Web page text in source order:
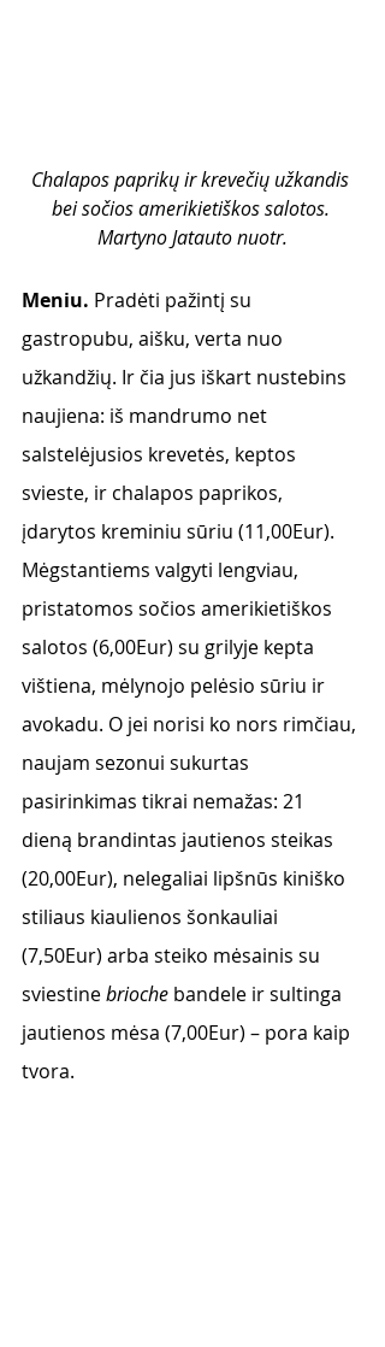
Chalapos paprikų ir krevečių užkandis
bei sočios amerikietiškos salotos.
Martyno Jatauto nuotr.
Meniu. Pradėti pažintį su
gastropubu, aišku, verta nuo
užkandžių. Ir čia jus iškart nustebins
naujiena: iš mandrumo net
salstelėjusios krevetės, keptos
svieste, ir chalapos paprikos,
įdarytos kreminiu sūriu (11,00Eur).
Mėgstantiems valgyti lengviau,
pristatomos sočios amerikietiškos
salotos (6,00Eur) su grilyje kepta
vištiena, mėlynojo pelėsio sūriu ir
avokadu. O jei norisi ko nors rimčiau,
naujam sezonui sukurtas
pasirinkimas tikrai nemažas: 21
dieną brandintas jautienos steikas
(20,00Eur), nelegaliai lipšnūs kiniško
stiliaus kiaulienos šonkauliai
(7,50Eur) arba steiko mėsainis su
sviestine brioche bandele ir sultinga
jautienos mėsa (7,00Eur) – pora kaip
tvora.